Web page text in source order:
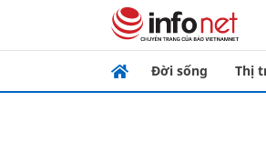
Đời sống Thị